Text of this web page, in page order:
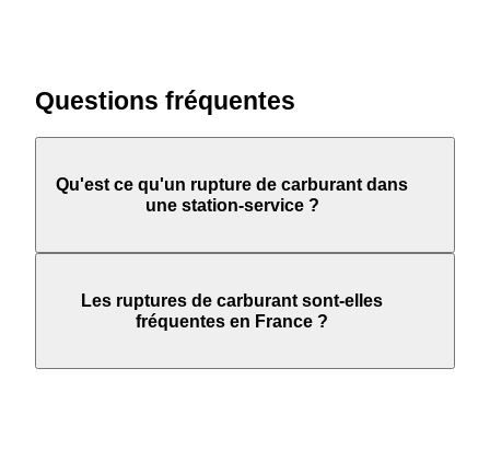
Questions fréquentes
Qu'est ce qu'un rupture de carburant dans
une station-service ?
Les ruptures de carburant sont-elles
fréquentes en France ?